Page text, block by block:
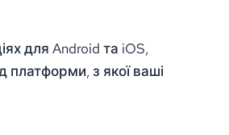
для Android та iOS,
платформи, з якої ваші